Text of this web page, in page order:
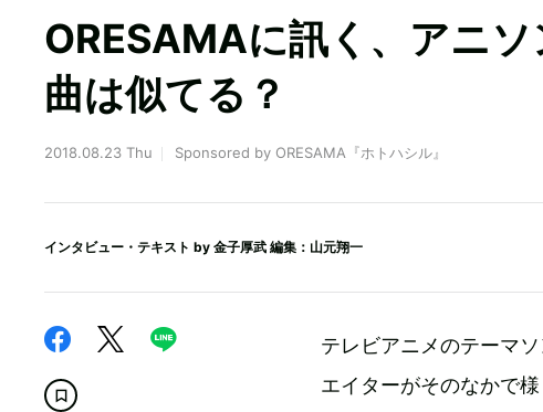
ORESAMAに訊く、アニ
曲は似てる？
2018.08.23 Thu Sponsored by ORESAMA『ホトハシル』
インタビュー・テキスト by 金子厚武 編集：山元翔一
テレビアニメのテーマ
エイターがそのなかで